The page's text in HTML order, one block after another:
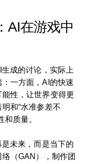
AI在游戏中
成的讨论，实际上
一方面，AI的快速
性，让世界变得更
和“水准参差不
质量。
未来，而是当下的
（GAN），制作团